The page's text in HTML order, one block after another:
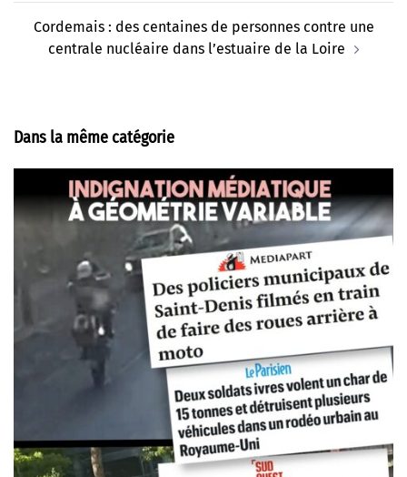
Cordemais : des centaines de personnes contre une
centrale nucléaire dans l’estuaire de la Loire
Dans la même catégorie